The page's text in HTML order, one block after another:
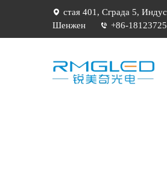
стая 401, Сграда 5,
Шенжен
+86-